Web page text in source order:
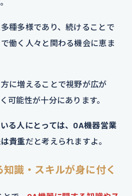
種多様であり、続けることで
働く人々と関わる機会に恵ま
に増えることで視野が広が
可能性が十分にあります。
る人にとっては、OA機器営業
貴重だと考えられますよ。
識・スキルが身に付く